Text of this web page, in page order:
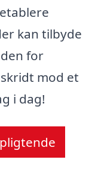
kan tilbyde
for
mod et
i dag!